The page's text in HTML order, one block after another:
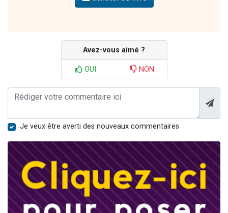
Avez-vous aimé ?
OUI NON
Je veux être averti des nouveaux commentaires